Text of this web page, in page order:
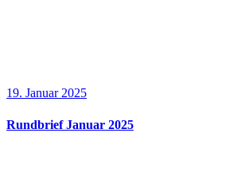
19. Januar 2025
Rundbrief Januar 2025